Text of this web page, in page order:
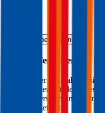
berechnen
Welche Versicherung
Wie sieht der optimale
Welche Unterschiede gibt es
Teilkaskoversicherung? Wir
zusammengefasst: